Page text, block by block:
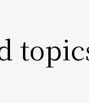
實驗劇場的天
，這一次不僅提
影機的協助，讓